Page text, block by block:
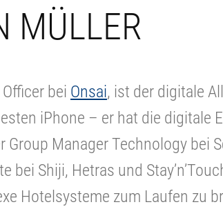
MÜLLER
bei Onsai, ist der digitale
iPhone – er hat die digitale
Group Manager Technology bei
bei Shiji, Hetras und
Hotelsysteme zum Laufen zu